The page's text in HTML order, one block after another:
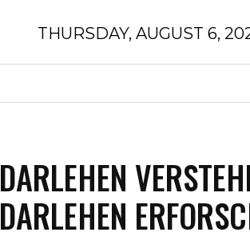
THURSDAY, AUGUST 6,
DARLEHEN
DARLEHEN